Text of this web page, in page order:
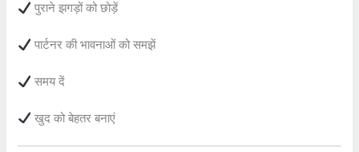
पुराने झगड़ों को छोड़ें
पार्टनर की भावनाओं को समझें
समय दें
खुद को बेहतर बनाएं